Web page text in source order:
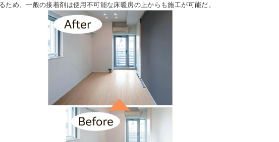
ため、一般の接着剤は使用不可能な床暖房の上からも施工が可能だ。